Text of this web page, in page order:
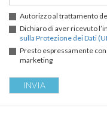
Autorizzo al trattamento
Dichiaro di aver ricevuto
sulla Protezione dei Dati
Presto espressamente
marketing